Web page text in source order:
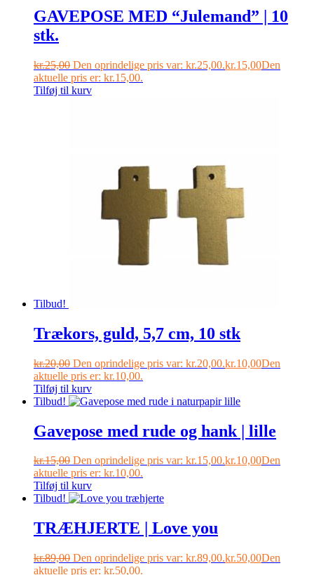
GAVEPOSE MED “Julemand” | 10
stk.
kr.25,00 Den oprindelige pris var: kr.25,00.kr.15,00Den
aktuelle pris er: kr.15,00.
Tilføj til kurv
Tilbud!
Trækors, guld, 5,7 cm, 10 stk
kr.20,00 Den oprindelige pris var: kr.20,00.kr.10,00Den
aktuelle pris er: kr.10,00.
Tilføj til kurv
Tilbud!
Gavepose med rude og hank | lille
kr.15,00 Den oprindelige pris var: kr.15,00.kr.10,00Den
aktuelle pris er: kr.10,00.
Tilføj til kurv
Tilbud!
TRÆHJERTE | Love you
kr.89,00 Den oprindelige pris var: kr.89,00.kr.50,00Den
aktuelle pris er: kr.50,00.